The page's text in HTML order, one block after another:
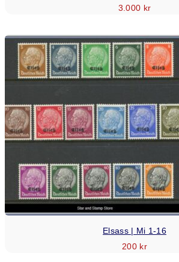
3.000 kr
Elsass | Mi 1-16
200 kr